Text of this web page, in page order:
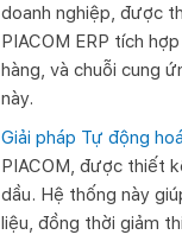
doanh nghiệp, được
PIACOM ERP tích
hàng, và chuỗi cung
này.
Giải pháp Tự động
PIACOM, được thiết
dầu. Hệ thống này
liệu, đồng thời giảm